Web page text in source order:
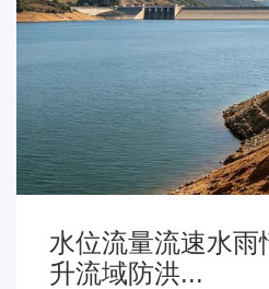
水位流量流速水雨
升流域防洪...